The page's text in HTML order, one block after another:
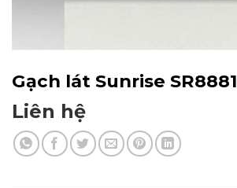
Gạch lát Sunrise SR8881
Liên hệ